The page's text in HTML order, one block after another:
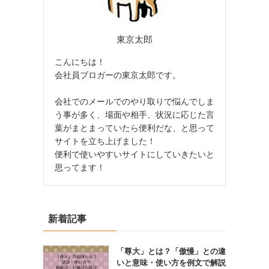
東京太郎
こんにちは！
会社員ブロガーの東京太郎です。
会社でのメールでのやり取りで悩んでしま
う事が多く、場面や相手、状況に応じた言
葉がまとまっていたら便利だな、と思って
サイトを立ち上げました！
便利で使いやすいサイトにしていきたいと
思ってます！
新着記事
「尊大」とは？「傲慢」との違
いと意味・使い方を例文で解説